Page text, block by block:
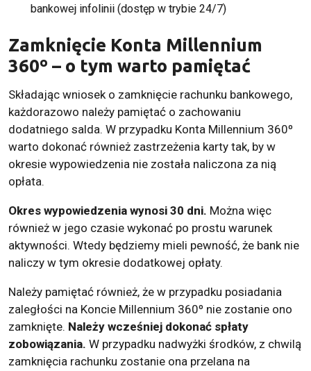
bankowej infolinii (dostęp w trybie 24/7)
Zamknięcie Konta Millennium
360º – o tym warto pamiętać
Składając wniosek o zamknięcie rachunku bankowego,
każdorazowo należy pamiętać o zachowaniu
dodatniego salda. W przypadku Konta Millennium 360º
warto dokonać również zastrzeżenia karty tak, by w
okresie wypowiedzenia nie została naliczona za nią
opłata.
Okres wypowiedzenia wynosi 30 dni. Można więc
również w jego czasie wykonać po prostu warunek
aktywności. Wtedy będziemy mieli pewność, że bank nie
naliczy w tym okresie dodatkowej opłaty.
Należy pamiętać również, że w przypadku posiadania
zaległości na Koncie Millennium 360º nie zostanie ono
zamknięte. Należy wcześniej dokonać spłaty
zobowiązania. W przypadku nadwyżki środków, z chwilą
zamknięcia rachunku zostanie ona przelana na